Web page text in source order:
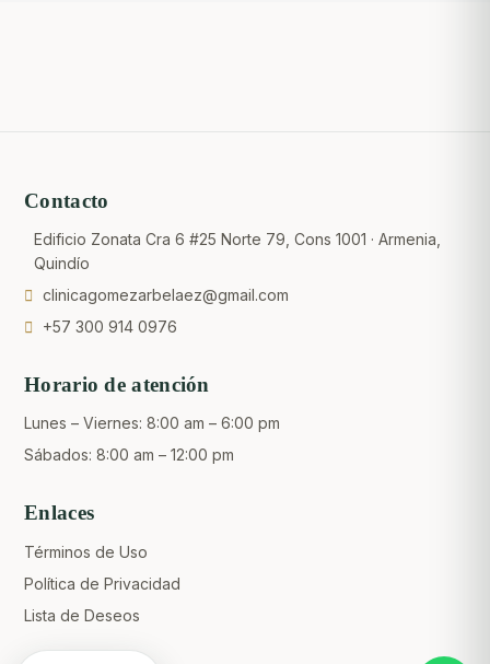
Contacto
Edificio Zonata Cra 6 #25 Norte 79, Cons 1001 · Armenia,
Quindío
clinicagomezarbelaez@gmail.com
+57 300 914 0976
Horario de atención
Lunes – Viernes: 8:00 am – 6:00 pm
Sábados: 8:00 am – 12:00 pm
Enlaces
Términos de Uso
Política de Privacidad
Lista de Deseos